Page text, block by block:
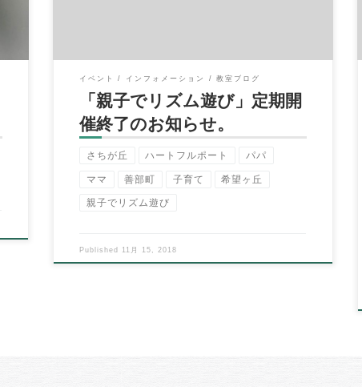
イベント インフォメーション 教室ブログ
「親子でリズム遊び」定期開
催終了のお知らせ。
さちが丘 ハートフルポート パパ
ママ 善部町 子育て 希望ヶ丘
親子でリズム遊び
Published 11月 15, 2018